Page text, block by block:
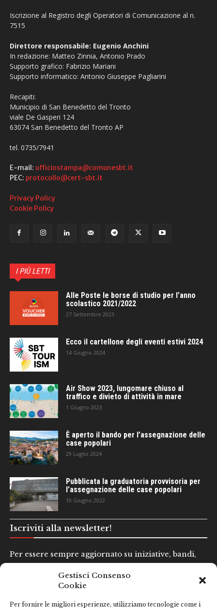
Gestisci Consenso
Cookie
Per fornire le migliori esperienze, utilizziamo tecnologie come i
Iscrizione al Registro degli Operatori di Comunicazione al n.
7515
Direttore responsabile: Eugenio Anchini
In redazione: Matteo Zinnia, Antonio Prado
Supporto grafico: Fabrizio Mariani
Supporto informatico: Antonio Giuseppe Pagliarini
Recapiti:
Municipio di San Benedetto del Tronto
viale De Gasperi 124
63074 San Benedetto del Tronto AP
tel. 0735/7941
E-mail: ufficiostampa@comunesbt.it
PEC: protocollo@cert-sbt.it
Privacy Policy
Cookie Policy
I PIÙ LETTI
Alle Poste le borse di studio per l’anno
scolastico 2021/2022
27 Settembre 2023
Ecco il cartellone degli eventi estivi 2024
14 Giugno 2024
Air Show 2023, lungomare chiuso al
traffico e divieto di attività in mare
1 Giugno 2023
È aperto il bando per l’assegnazione delle
case popolari
29 Luglio 2024
Pubblicata la graduatoria provvisoria per
l’assegnazione delle case popolari
10 Giugno 2022
Iscriviti alla newsletter!
Per essere sempre aggiornato su iniziative, bandi,